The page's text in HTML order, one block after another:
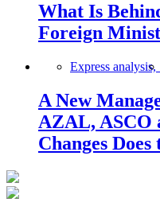
What Is
Foreign
Express analysis,
A New
AZAL, ASCO
Changes